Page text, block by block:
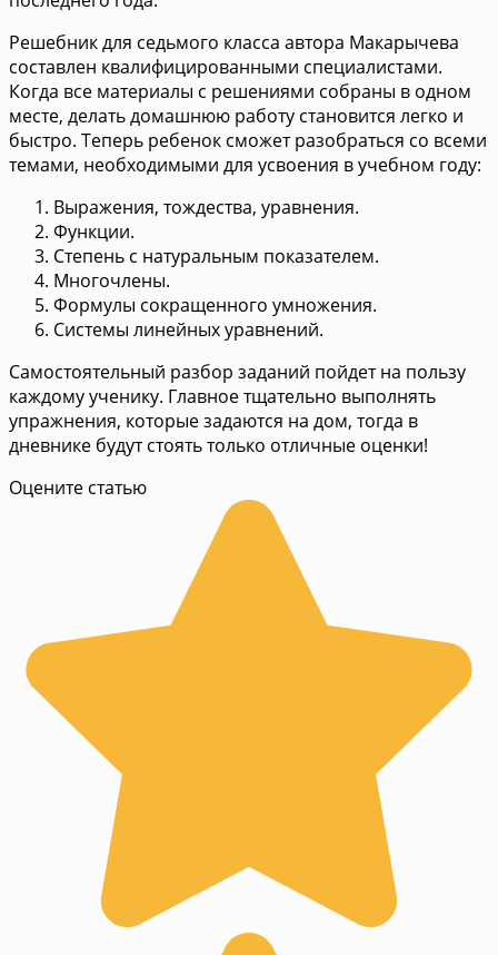
Решебник для седьмого класса автора Макарычева
составлен квалифицированными специалистами.
Когда все материалы с решениями собраны в одном
месте, делать домашнюю работу становится легко и
быстро. Теперь ребенок сможет разобраться со всеми
темами, необходимыми для усвоения в учебном году:
Выражения, тождества, уравнения.
Функции.
Степень с натуральным показателем.
Многочлены.
Формулы сокращенного умножения.
Системы линейных уравнений.
Самостоятельный разбор заданий пойдет на пользу
каждому ученику. Главное тщательно выполнять
упражнения, которые задаются на дом, тогда в
дневнике будут стоять только отличные оценки!
Оцените статью